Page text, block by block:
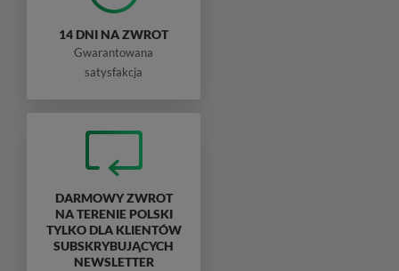
14 DNI NA ZWROT
Gwarantowana
satysfakcja
DARMOWY ZWROT
NA TERENIE POLSKI
TYLKO DLA KLIENTÓW
SUBSKRYBUJĄCYCH
NEWSLETTER